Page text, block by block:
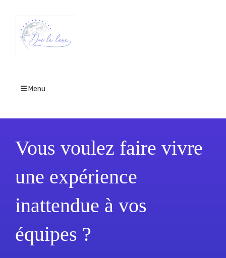
Menu
Vous voulez faire vivre
une expérience
inattendue à vos
équipes ?